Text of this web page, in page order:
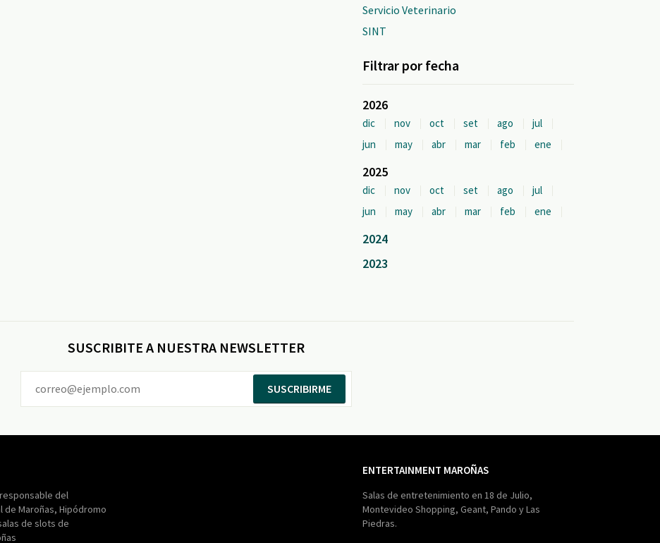
Servicio Veterinario
SINT
Filtrar por fecha
2026
dic nov oct set ago
jul
jun
may abr mar feb ene
2025
dic nov oct set ago
jul
jun
may abr mar feb ene
2024
2023
SUSCRIBITE A NUESTRA NEWSLETTER
SUSCRIBIRME
del
de Maroñas, Hipódromo
de slots de
ENTERTAINMENT MAROÑAS
Salas de entretenimiento en 18 de Julio,
Montevideo Shopping, Geant, Pando y Las
Piedras.